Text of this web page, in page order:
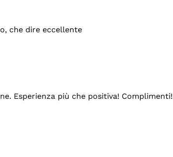
che dire eccellente
Esperienza più che positiva! Complimenti!